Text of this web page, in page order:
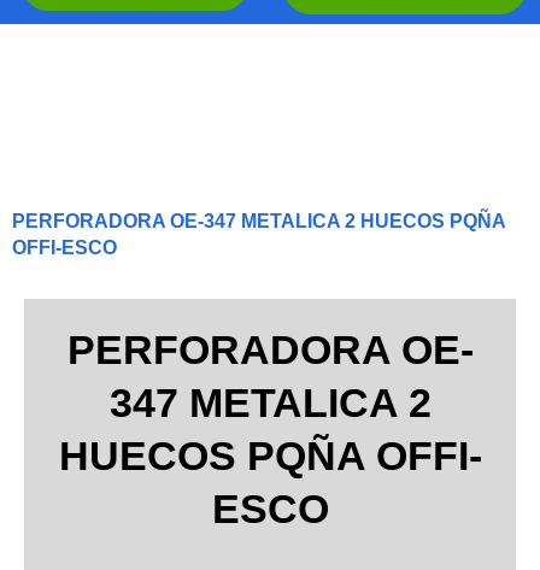
PERFORADORA OE-347 METALICA 2 HUECOS PQÑA
OFFI-ESCO
PERFORADORA OE-
347 METALICA 2
HUECOS PQÑA OFFI-
ESCO